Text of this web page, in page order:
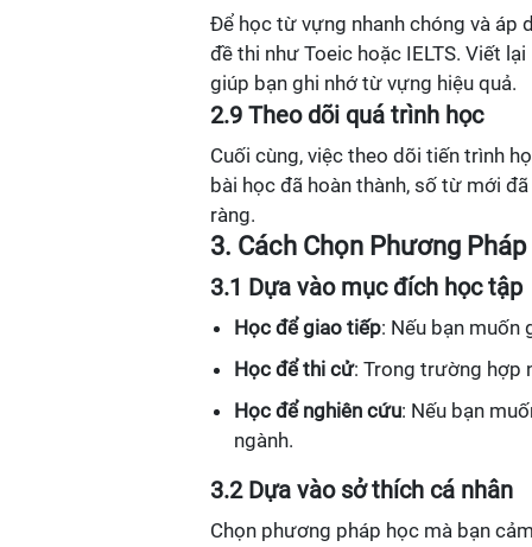
Để học từ vựng nhanh chóng và áp
đề thi như Toeic hoặc IELTS. Viết
giúp bạn ghi nhớ từ vựng hiệu quả.
2.9 Theo dõi quá trình học
Cuối cùng, việc theo dõi tiến trình
bài học đã hoàn thành, số từ mới
ràng.
3. Cách Chọn Phương
3.1 Dựa vào mục đích học tập
Học để giao tiếp: Nếu bạn muốn
Học để thi cử: Trong trường hợp
Học để nghiên cứu: Nếu bạn
ngành.
3.2 Dựa vào sở thích cá nhân
Chọn phương pháp học mà bạn